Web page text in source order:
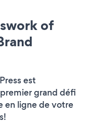
of
est
grand défi
en ligne de votre